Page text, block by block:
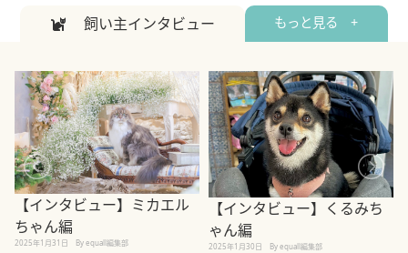
飼い主インタビュー もっと見る +
【インタビュー】ミカエル
ちゃん編
2025年1月31日 By equall編集部
【インタビュー】くるみち
ゃん編
2025年1月30日 By equall編集部